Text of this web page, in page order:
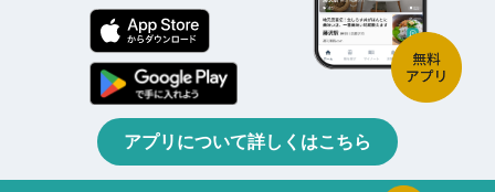
アプリについて詳しくはこちら